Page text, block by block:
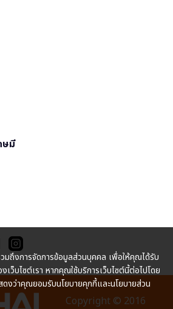
ษมี
Copyright © 2016
มถึงการจัดการข้อมูลส่วนบุคคล เพื่อให้คุณได้รับ
ว็บไซต์เรา หากคุณใช้บริการเว็บไซต์นี้ต่อไปโดย
งว่าคุณยอมรับนโยบายคุกกี้และนโยบายส่วน